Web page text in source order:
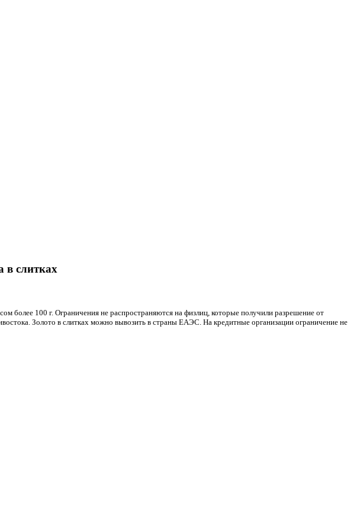
в слитках
более 100 г. Ограничения не распространяются на физлиц, которые получили разрешение от
Золото в слитках можно вывозить в страны ЕАЭС. На кредитные организации ограничение не